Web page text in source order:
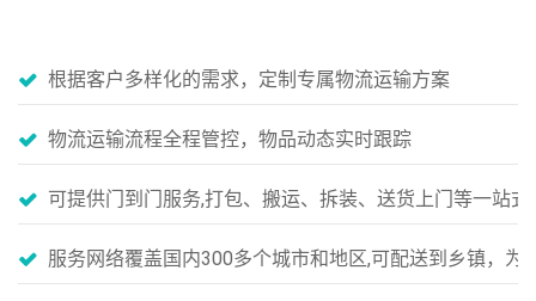
根据客户多样化的需求，定制专属物流运输方案
物流运输流程全程管控，物品动态实时跟踪
可提供门到门服务,打包、搬运、拆装、送货上门等一站
服务网络覆盖国内300多个城市和地区,可配送到乡镇，为